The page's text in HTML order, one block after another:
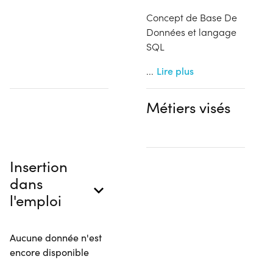
Concept de Base De
Données et langage
SQL
... Lire plus
Métiers visés
Insertion
dans
l'emploi
Aucune donnée n'est
encore disponible